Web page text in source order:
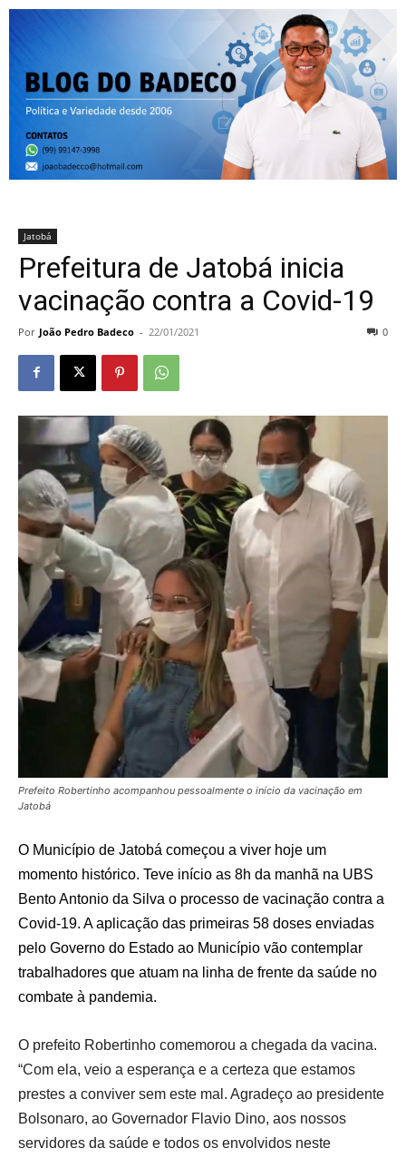
Jatobá
Prefeitura de Jatobá inicia
vacinação contra a Covid-19
Por João Pedro Badeco - 22/01/2021 0
Prefeito Robertinho acompanhou pessoalmente o início da vacinação em
Jatobá
O Município de Jatobá começou a viver hoje um
momento histórico. Teve início as 8h da manhã na UBS
Bento Antonio da Silva o processo de vacinação contra a
Covid-19. A aplicação das primeiras 58 doses enviadas
pelo Governo do Estado ao Município vão contemplar
trabalhadores que atuam na linha de frente da saúde no
combate à pandemia.
O prefeito Robertinho comemorou a chegada da vacina.
“Com ela, veio a esperança e a certeza que estamos
prestes a conviver sem este mal. Agradeço ao presidente
Bolsonaro, ao Governador Flavio Dino, aos nossos
servidores da saúde e todos os envolvidos neste